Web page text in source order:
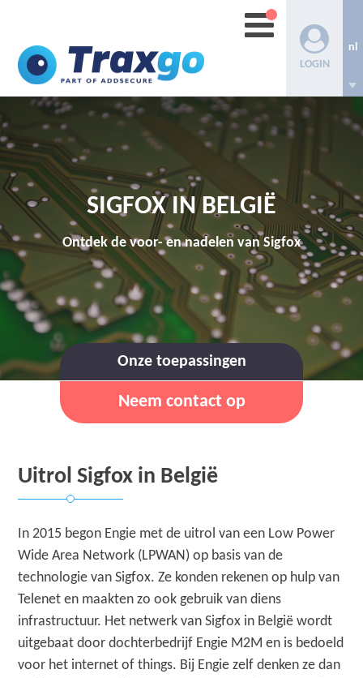
LOGIN
nl
SIGFOX IN BELGIË
Ontdek de voor- en nadelen van Sigfox
Onze toepassingen
Neem contact op
Uitrol Sigfox in België
In 2015 begon Engie met de uitrol van een Low Power
Wide Area Network (LPWAN) op basis van de
technologie van Sigfox. Ze konden rekenen op hulp van
Telenet en maakten zo ook gebruik van diens
infrastructuur. Het netwerk van Sigfox in België wordt
uitgebaat door dochterbedrijf Engie M2M en is bedoeld
voor het internet of things. Bij Engie zelf denken ze dan